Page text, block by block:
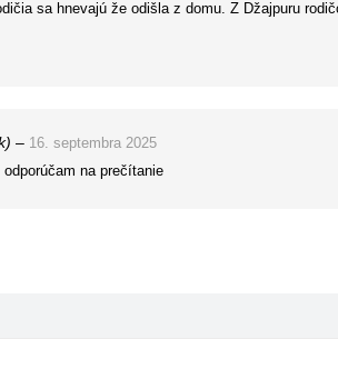
sa hnevajú že odišla z domu. Z Džajpuru
– 16. septembra 2025
na prečítanie